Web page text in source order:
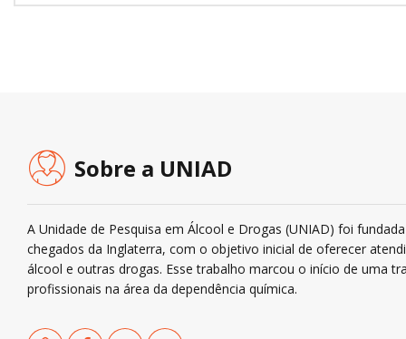
Sobre a UNIAD
A Unidade de Pesquisa em Álcool e Drogas (UNIAD) foi
chegados da Inglaterra, com o objetivo inicial de oferecer
álcool e outras drogas. Esse trabalho marcou o início de uma
profissionais na área da dependência química.